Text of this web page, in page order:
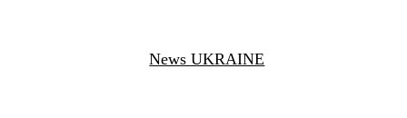
News UKRAINE